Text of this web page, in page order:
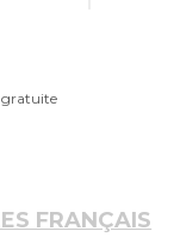
FRANÇAIS